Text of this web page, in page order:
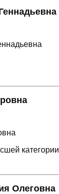
категории
Олеговна